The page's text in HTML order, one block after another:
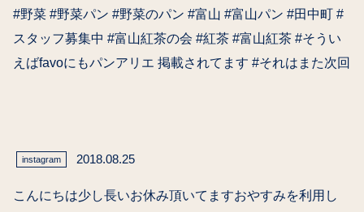
#野菜 #野菜パン #野菜のパン #富山 #富山パン #田中町 #
スタッフ募集中 #富山紅茶の会 #紅茶 #富山紅茶 #そうい
えばfavoにもパンアリエ 掲載されてます #それはまた次回
instagram 2018.08.25
こんにちは少し長いお休み頂いてますおやすみを利用し